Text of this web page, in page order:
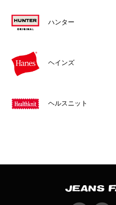
ハンター
ヘインズ
ヘルスニット